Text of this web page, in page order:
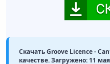
Скачать Groove Licence -
качестве. Загружено: 11